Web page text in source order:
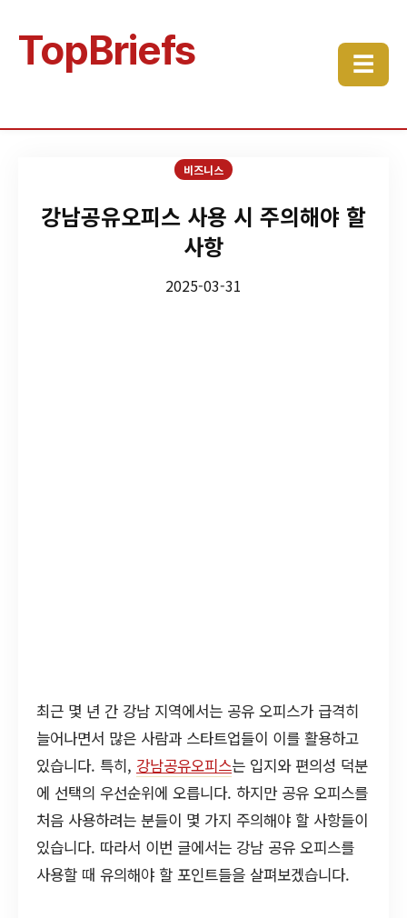
TopBriefs ☰
비즈니스
강남공유오피스 사용 시 주의해야 할
사항
2025-03-31
최근 몇 년 간 강남 지역에서는 공유 오피스가 급격히
늘어나면서 많은 사람과 스타트업들이 이를 활용하고
있습니다. 특히, 강남공유오피스는 입지와 편의성 덕분
에 선택의 우선순위에 오릅니다. 하지만 공유 오피스를
처음 사용하려는 분들이 몇 가지 주의해야 할 사항들이
있습니다. 따라서 이번 글에서는 강남 공유 오피스를
사용할 때 유의해야 할 포인트들을 살펴보겠습니다.